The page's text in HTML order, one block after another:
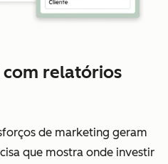
com relatórios
de marketing geram
que mostra onde investir